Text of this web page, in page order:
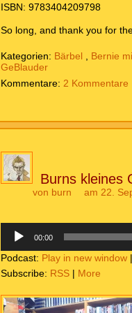
ISBN: 9783404209798
So long, and thank you for
Kategorien: Bärbel Bernie
GeBlauder
2 Kommentare
Burns kleines
von burn am 22.
Player
00:00
Podcast: Play in new window |
Subscribe: RSS | More